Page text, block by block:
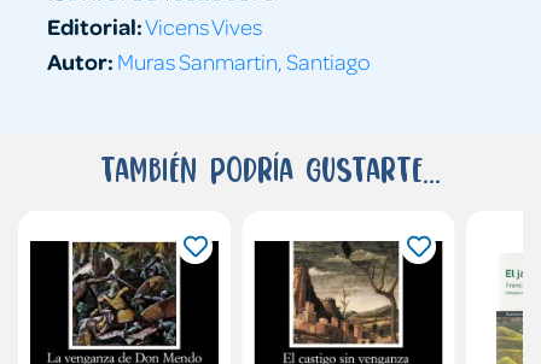
Editorial:Vicens Vives
Autor: Muras Sanmartin, Santiago
También podría gustarte...